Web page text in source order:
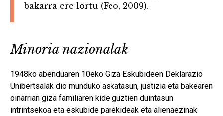
bakarra ere lortu (Feo, 2009).
Minoria nazionalak
1948ko abenduaren 10eko Giza Eskubideen Deklarazio
Unibertsalak dio munduko askatasun, justizia eta bakearen
oinarrian giza familiaren kide guztien duintasun
intrintsekoa eta eskubide parekideak eta alienaezinak